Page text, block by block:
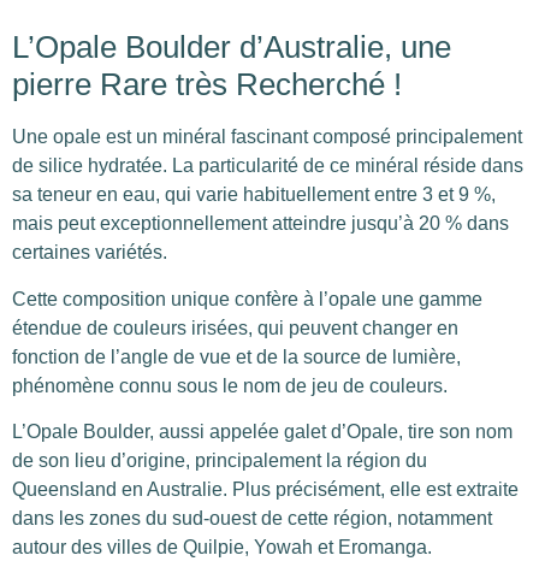
L’Opale Boulder d’Australie, une
pierre Rare très Recherché !
Une opale est un minéral fascinant composé principalement
de silice hydratée. La particularité de ce minéral réside dans
sa teneur en eau, qui varie habituellement entre 3 et 9 %,
mais peut exceptionnellement atteindre jusqu’à 20 % dans
certaines variétés.
Cette composition unique confère à l’opale une gamme
étendue de couleurs irisées, qui peuvent changer en
fonction de l’angle de vue et de la source de lumière,
phénomène connu sous le nom de jeu de couleurs.
L’Opale Boulder, aussi appelée galet d’Opale, tire son nom
de son lieu d’origine, principalement la région du
Queensland en Australie. Plus précisément, elle est extraite
dans les zones du sud-ouest de cette région, notamment
autour des villes de Quilpie, Yowah et Eromanga.